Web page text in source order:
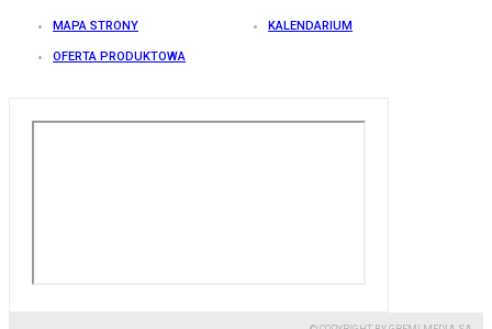
MAPA STRONY KALENDARIUM
OFERTA PRODUKTOWA